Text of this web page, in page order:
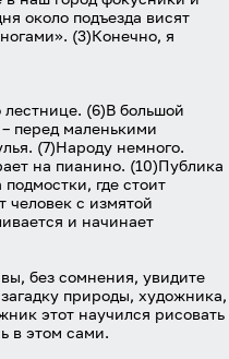
Яндекс
около подъезда висят
(3)Конечно, я
(6)В большой
перед маленькими
(7)Народу немного.
на пианино. (10)Публика
где стоит
человек с измятой
и начинает
без сомнения, увидите
природы, художника,
этот научился рисовать
в этом сами.